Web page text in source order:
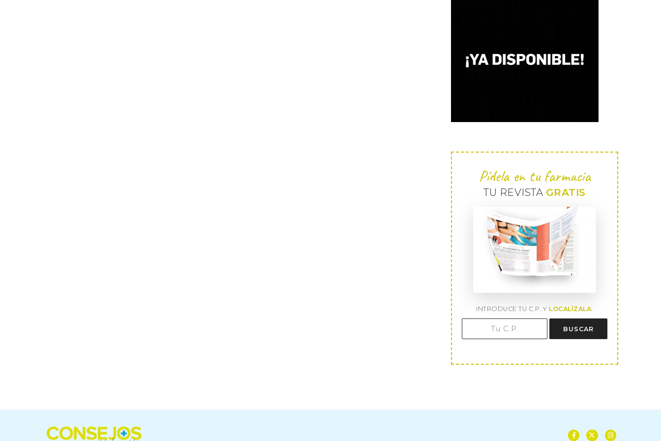
Pídela en tu farmacia
TU REVISTA GRATIS
INTRODUCE TU C.P. Y LOCALÍZALA:
BUSCAR